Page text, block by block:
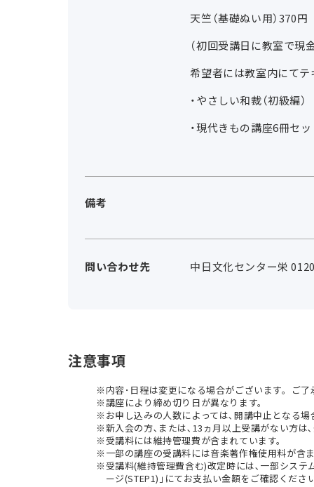
天竺（基礎ぬい用）370円
（初回受講日に教室で現
希望者には教室内にて
・やさしい和裁（初級
・現代きもの講座6冊セ
備考
問い合わせ先 中日文化センター栄
注意事項
内容･日程は変更になる場合がございます。ご
講座により締め切り日が異なります。
お申し込みの人数によっては､開講中止となる
新入会の方､または､13ヵ月以上受講がない方
受講料には維持管理費が含まれています。
一部の講座の受講料には音楽著作権使用料が含
受講料(維持管理費含む)改定時には､一部シス
ージ(STEP1)｣にてお支払い金額をご確認くださ